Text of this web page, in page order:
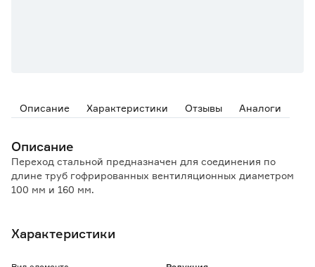
Описание Характеристики Отзывы Аналоги
Описание
Переход стальной предназначен для соединения по
длине труб гофрированных вентиляционных диаметром
100 мм и 160 мм.
Характеристики